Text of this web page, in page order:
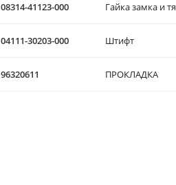
08314-41123-000 Гайка замка и
04111-30203-000 Штифт
96320611 ПРОКЛАДКА